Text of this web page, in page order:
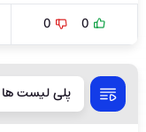
0
0
پلی لیست ها